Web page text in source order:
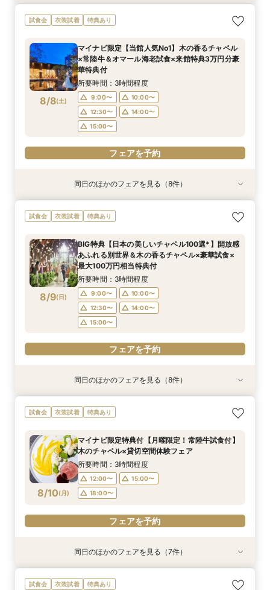
8/7(金)
【スペシャルナイトフェア*】光×木のチャペル×
豪華試食♪最大100万円特典付☆
17:00〜 18:00〜
フェアを予約
8/7(金)
【少人数婚・フォトウエディング限定】身近な人
とお祝いする結婚式＆絶品試食相談会
12:00〜
13:00〜
14:00〜
16:00〜
フェアを予約
8/7(金)
【2件目からの会場見学がお得】安心見積相談×
新結婚式スタイル紹介
12:00〜
15:00〜
18:00〜
フェアを予約
8/7(金)
【フォト婚】衣裳×見積相談フェア
13:00〜
14:00〜
16:00〜
17:00〜
18:00〜
フェアを予約
8/7(金)
マイナビ限定【至極の料理を試食】新スタイル料
理試食×最新ドレス試着☆木と緑の奏でる一体感
特典付き
所要時間：3時間程度
12:00〜
18:00〜
フェアを予約
8/7(金)
【90分フェア】気軽に90分見学♪チャペル×試食
×見積ショートタイムフェア*
12:00〜
14:00〜
16:00〜
18:00〜
フェアを予約
8/7(金)
【マイナビ限定！BIG特典付】初めてご見学の方
＆お料理重視の方へお勧め☆専属のプランナーが
所要時間：3時間程度
12:00〜
18:00〜
フェアを予約
試食会 衣装試着 特典あり
8/8(土)
マイナビ限定【当館人気No1】木の香るチャペル
×常陸牛＆オマール海老試食×来館特典3万円分豪
華特典付
所要時間：3時間程度
9:00〜
10:00〜
12:30〜
14:00〜
15:00〜
フェアを予約
衣装試着 特典あり
8/8(土)
【スペシャルナイトフェア*】光×木のチャペル×
豪華試食♪最大100万円特典付☆
17:00〜 18:00〜
フェアを予約
特典あり
8/8(土)
【1件目限定】100万円特典付×話題の新結婚式ス
タイル相談会
9:00〜
10:00〜
12:30〜
14:00〜
15:00〜
フェアを予約
特典あり
8/8(土)
【2件目以降の方へ】気になるところだけ！90分
クイックフェア
9:00〜
10:00〜
12:30〜
14:00〜
15:00〜
フェアを予約
特典あり
8/8(土)
【和と洋も両方叶う】木のチャペル×四季彩る美
食空間☆
9:00〜
10:00〜
12:30〜
14:00〜
15:00〜
フェアを予約
特典あり
8/8(土)
【2件目からの会場見学】安心見積相談×新結婚
式スタイル紹介
9:00〜
10:00〜
12:30〜
14:00〜
15:00〜
フェアを予約
特典あり
8/8(土)
気軽に90分見学♪チャペル×試食×見積ショート
タイムフェア*
9:15〜
10:00〜
14:00〜
15:00〜
18:30〜
フェアを予約
特典あり
8/8(土)
【少人数限定】身近な人とお祝いする結婚式＆贅
沢試食相談会
9:00〜
10:00〜
12:30〜
14:00〜
15:00〜
フェアを予約
特典あり
8/8(土)
写真は残したい！【フォト婚】衣裳×見積相談
フェア*
9:00〜
10:00〜
15:00〜
16:00〜
17:00〜
フェアを予約
同日のほかのフェアを見る（8件）
試食会 衣装試着 特典あり
8/9(日)
BIG特典【日本の美しいチャペル100選*】開放感
あふれる別世界＆木の香るチャペル×豪華試食×
最大100万円相当特典付
所要時間：3時間程度
9:00〜
10:00〜
12:30〜
14:00〜
15:00〜
フェアを予約
衣装試着 特典あり
8/9(日)
【スペシャルナイトフェア*】光×木のチャペル×
豪華試食♪最大100万円特典付☆
17:00〜 18:00〜
フェアを予約
特典あり
8/9(日)
【1件目限定】100万円特典付×話題の新結婚式ス
タイル相談会
9:00〜
10:00〜
12:30〜
14:00〜
15:00〜
特典あり
8/9(日)
【2件目以降の方へ】気になるところだけ！90分
クイックフェア
9:00〜
10:00〜
12:30〜
14:00〜
15:00〜
特典あり
8/9(日)
【和と洋も両方叶う】木のチャペル×四季彩る美
食空間☆
9:00〜
10:00〜
12:30〜
14:00〜
15:00〜
特典あり
8/9(日)
【2件目からの会場見学】安心見積相談×新結婚
式スタイル紹介
9:00〜
10:00〜
12:30〜
14:00〜
15:00〜
特典あり
8/9(日)
気軽に90分見学♪チャペル×試食×見積ショート
タイムフェア*
9:15〜
10:00〜
14:00〜
15:00〜
18:30〜
特典あり
8/9(日)
【少人数限定】身近な人とお祝いする結婚式＆贅
沢試食相談会
9:00〜
10:00〜
12:30〜
14:00〜
15:00〜
特典あり
8/9(日)
写真は残したい！【フォト婚】衣裳×見積相談
フェア*
9:00〜
10:00〜
15:00〜
16:00〜
17:00〜
同日のほかのフェアを見る（8件）
試食会 衣装試着 特典あり
8/10(月)
マイナビ限定特典付【月曜限定！常陸牛試食付】
木のチャペル×貸切空間体験フェア
所要時間：3時間程度
12:00〜
15:00〜
18:00〜
フェアを予約
衣装試着 特典あり
【スペシャルナイトフェア*】光×木のチャペル×
衣装試着 特典あり
【少人数婚・フォトウエディング限定】身近な人
衣装試着 特典あり
【2件目からの会場見学がお得】安心見積相談×
特典あり
【フォト婚】衣裳×見積相談フェア
衣装試着 特典あり
マイナビ限定【至極の料理を試食】新スタイル料
特典あり
【90分フェア】気軽に90分見学♪チャペル×試食
衣装試着 特典あり
【マイナビ限定！BIG特典付】初めてご見学の方
同日のほかのフェアを見る（7件）
試食会 衣装試着 特典あり